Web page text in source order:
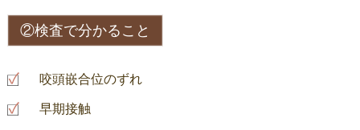
②検査で分かること
咬頭嵌合位のずれ
早期接触